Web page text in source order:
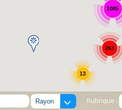
1085
13
263
Rubrique :